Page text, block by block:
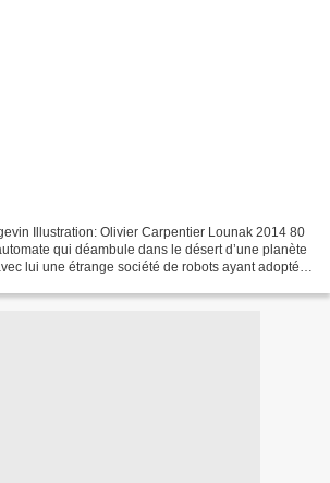
Illustration: Olivier Carpentier Lounak 2014 80
qui déambule dans le désert d’une planète
lui une étrange société de robots ayant adopté